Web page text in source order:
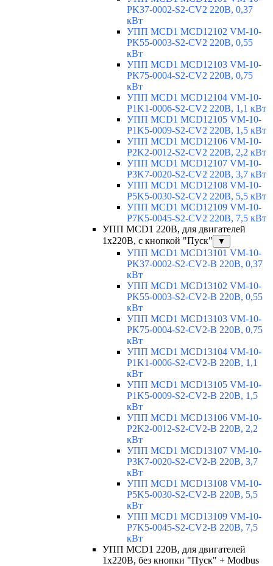
PK37-0002-S2-CV2 220В, 0,37
кВт
УПП MCD1 MCD12102 VM-10-
PK55-0003-S2-CV2 220В, 0,55
кВт
УПП MCD1 MCD12103 VM-10-
PK75-0004-S2-CV2 220В, 0,75
кВт
УПП MCD1 MCD12104 VM-10-
P1K1-0006-S2-CV2 220В, 1,1 кВт
УПП MCD1 MCD12105 VM-10-
P1K5-0009-S2-CV2 220В, 1,5 кВт
УПП MCD1 MCD12106 VM-10-
P2K2-0012-S2-CV2 220В, 2,2 кВт
УПП MCD1 MCD12107 VM-10-
P3K7-0020-S2-CV2 220В, 3,7 кВт
УПП MCD1 MCD12108 VM-10-
P5K5-0030-S2-CV2 220В, 5,5 кВт
УПП MCD1 MCD12109 VM-10-
P7K5-0045-S2-CV2 220В, 7,5 кВт
УПП MCD1 220В, для двигателей
1х220В, с кнопкой "Пуск"
▼
УПП MCD1 MCD13101 VM-10-
PK37-0002-S2-CV2-B 220В, 0,37
кВт
УПП MCD1 MCD13102 VM-10-
PK55-0003-S2-CV2-B 220В, 0,55
кВт
УПП MCD1 MCD13103 VM-10-
PK75-0004-S2-CV2-B 220В, 0,75
кВт
УПП MCD1 MCD13104 VM-10-
P1K1-0006-S2-CV2-B 220В, 1,1
кВт
УПП MCD1 MCD13105 VM-10-
P1K5-0009-S2-CV2-B 220В, 1,5
кВт
УПП MCD1 MCD13106 VM-10-
P2K2-0012-S2-CV2-B 220В, 2,2
кВт
УПП MCD1 MCD13107 VM-10-
P3K7-0020-S2-CV2-B 220В, 3,7
кВт
УПП MCD1 MCD13108 VM-10-
P5K5-0030-S2-CV2-B 220В, 5,5
кВт
УПП MCD1 MCD13109 VM-10-
P7K5-0045-S2-CV2-B 220В, 7,5
кВт
УПП MCD1 220В, для двигателей
1х220В, без кнопки "Пуск" + Modbus